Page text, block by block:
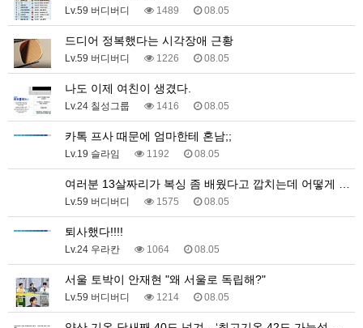
Lv.59 버디버디 1489 08.05
드디어 정복했다는 시각장애 근황
Lv.59 버디버디 1226 08.05
나도 이제 여친이 생겼다.
Lv.24 칠성그룹 1416 08.05
카톡 프사 때문에 엄마한테 혼남;;
Lv.19 슬라임 1192 08.05
여러분 13살짜리가 복싱 좀 배웠다고 깝치는데 어떻게 …
Lv.59 버디버디 1575 08.05
퇴사했다!!!!
Lv.24 우라칸 1064 08.05
서울 토박이 안재현 "왜 서울로 독립해?"
Lv.59 버디버디 1214 08.05